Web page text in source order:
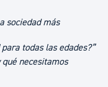
sociedad más
todas las edades?”
necesitamos